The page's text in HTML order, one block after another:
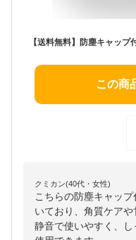
この商
クミカン(40代・女性)
こちらの防塵キャッ
いており、角質ケアや
静音で使いやすく、